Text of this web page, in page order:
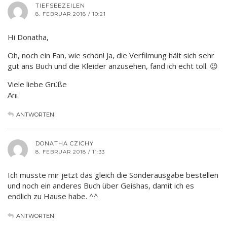
TIEFSEEZEILEN
8. FEBRUAR 2018 / 10:21
Hi Donatha,
Oh, noch ein Fan, wie schön! Ja, die Verfilmung hält sich sehr
gut ans Buch und die Kleider anzusehen, fand ich echt toll. 😉
Viele liebe Grüße
Ani
ANTWORTEN
DONATHA CZICHY
8. FEBRUAR 2018 / 11:33
Ich musste mir jetzt das gleich die Sonderausgabe bestellen
und noch ein anderes Buch über Geishas, damit ich es
endlich zu Hause habe. ^^
ANTWORTEN